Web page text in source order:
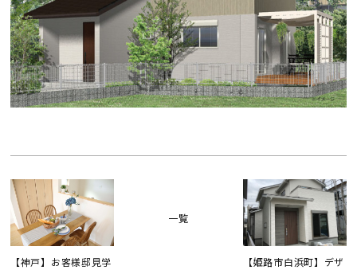
【神戸】お客様邸見学
一覧
【姫路市白浜町】デザ